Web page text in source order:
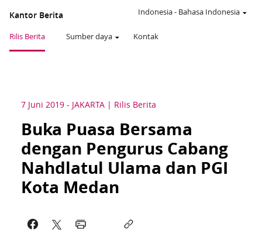
Kantor Berita
Rilis Berita Sumber daya Kontak
Indonesia- Bahasa Indonesia
7 Juni 2019 - JAKARTA Rilis Berita
Buka Puasa Bersama
dengan Pengurus Cabang
Nahdlatul Ulama dan PGI
Kota Medan